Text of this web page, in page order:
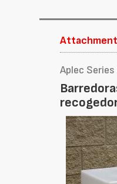
Attachment
Aplec